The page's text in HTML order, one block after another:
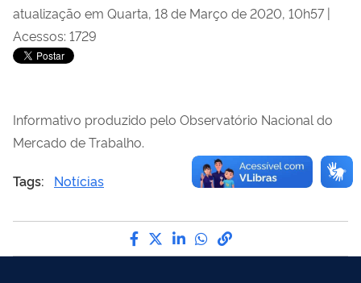
atualização em Quarta, 18 de Março de 2020, 10h57 |
Acessos: 1729
Informativo produzido pelo Observatório Nacional do
Mercado de Trabalho.
Tags: Notícias
Compartilhe por Facebook
Compartilhe por Twitter
Compartilhe por
Compartilhe por
link para Copiar